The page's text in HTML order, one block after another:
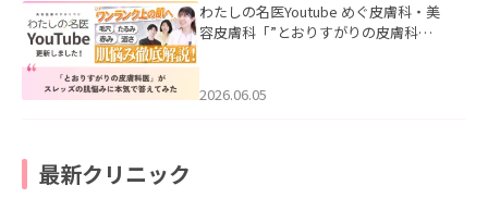
わたしの名医Youtube めぐ皮膚科・美
容皮膚科「”とおりすがりの皮膚科
2026.06.05
最新クリニック